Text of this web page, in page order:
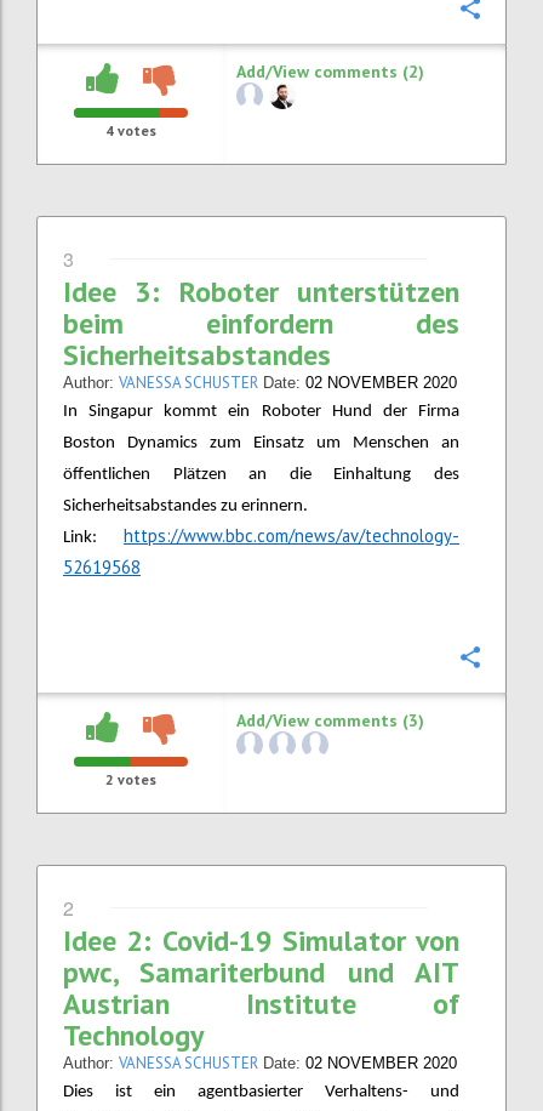
4 votes
Add/View comments (2)
3
Idee 3: Roboter unterstützen
beim einfordern des
Sicherheitsabstandes
Author: VANESSA SCHUSTER Date: 02 NOVEMBER 2020
In Singapur kommt ein Roboter Hund der Firma
Boston Dynamics zum Einsatz um Menschen an
öffentlichen Plätzen an die Einhaltung des
Sicherheitsabstandes zu erinnern.
Link: https://www.bbc.com/news/av/technology-
52619568
2 votes
Add/View comments (3)
2
Idee 2: Covid-19 Simulator von
pwc, Samariterbund und AIT
Austrian Institute of
Technology
Author: VANESSA SCHUSTER Date: 02 NOVEMBER 2020
Dies ist ein agentbasierter Verhaltens- und